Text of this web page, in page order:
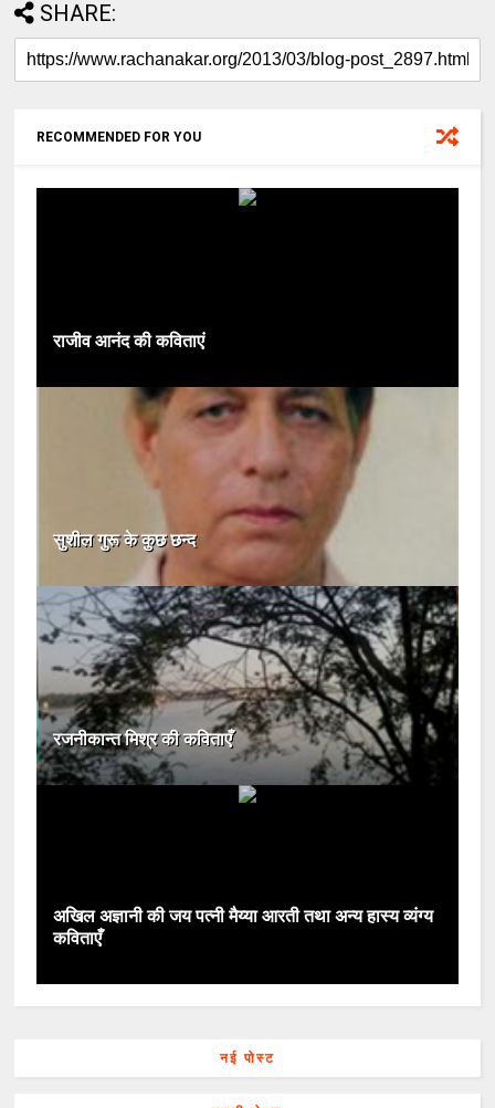
SHARE:
RECOMMENDED FOR YOU
राजीव आनंद की कविताएं
सुशील गुरू के कुछ छन्‍द
रजनीकान्त मिश्र की कविताएँ
अखिल अज्ञानी की जय पत्नी मैय्या आरती तथा अन्य हास्य व्यंग्य
कविताएँ
नई पोस्ट